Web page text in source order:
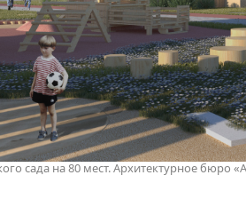
сада на 80 мест. Архитектурное бюро